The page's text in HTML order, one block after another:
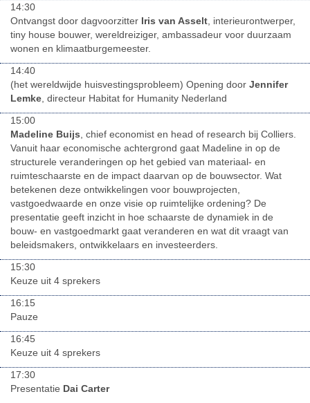
14:30
Ontvangst door dagvoorzitter Iris van Asselt, interieurontwerper,
tiny house bouwer, wereldreiziger, ambassadeur voor duurzaam
wonen en klimaatburgemeester.
14:40
(het wereldwijde huisvestingsprobleem) Opening door Jennifer
Lemke, directeur Habitat for Humanity Nederland
15:00
Madeline Buijs, chief economist en head of research bij Colliers.
Vanuit haar economische achtergrond gaat Madeline in op de
structurele veranderingen op het gebied van materiaal- en
ruimteschaarste en de impact daarvan op de bouwsector. Wat
betekenen deze ontwikkelingen voor bouwprojecten,
vastgoedwaarde en onze visie op ruimtelijke ordening? De
presentatie geeft inzicht in hoe schaarste de dynamiek in de
bouw- en vastgoedmarkt gaat veranderen en wat dit vraagt van
beleidsmakers, ontwikkelaars en investeerders.
15:30
Keuze uit 4 sprekers
16:15
Pauze
16:45
Keuze uit 4 sprekers
17:30
Presentatie Dai Carter